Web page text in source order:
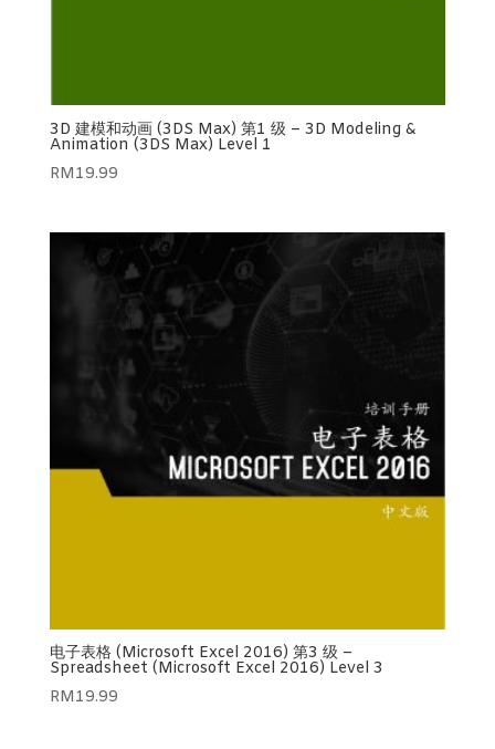
3D 建模和动画 (3DS Max) 第1 级 – 3D Modeling &
Animation (3DS Max) Level 1
RM19.99
电子表格 (Microsoft Excel 2016) 第3 级 –
Spreadsheet (Microsoft Excel 2016) Level 3
RM19.99